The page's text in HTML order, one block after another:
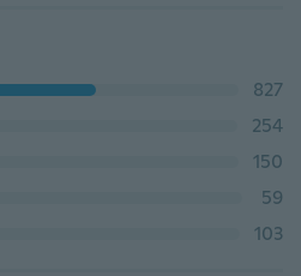
827
254
150
59
103